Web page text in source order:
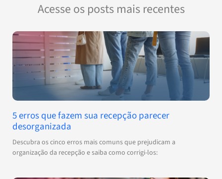
Acesse os posts mais recentes
5 erros que fazem sua recepção parecer
desorganizada
Descubra os cinco erros mais comuns que prejudicam a
organização da recepção e saiba como corrigi-los: